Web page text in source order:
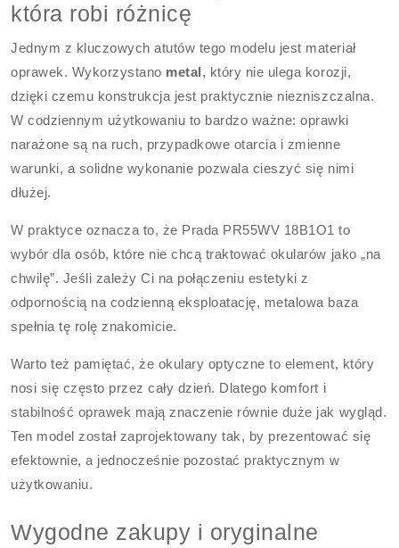
która robi różnicę
Jednym z kluczowych atutów tego modelu jest materiał
oprawek. Wykorzystano metal, który nie ulega korozji,
dzięki czemu konstrukcja jest praktycznie niezniszczalna.
W codziennym użytkowaniu to bardzo ważne: oprawki
narażone są na ruch, przypadkowe otarcia i zmienne
warunki, a solidne wykonanie pozwala cieszyć się nimi
dłużej.
W praktyce oznacza to, że Prada PR55WV 18B1O1 to
wybór dla osób, które nie chcą traktować okularów jako „na
chwilę”. Jeśli zależy Ci na połączeniu estetyki z
odpornością na codzienną eksploatację, metalowa baza
spełnia tę rolę znakomicie.
Warto też pamiętać, że okulary optyczne to element, który
nosi się często przez cały dzień. Dlatego komfort i
stabilność oprawek mają znaczenie równie duże jak wygląd.
Ten model został zaprojektowany tak, by prezentować się
efektownie, a jednocześnie pozostać praktycznym w
użytkowaniu.
Wygodne zakupy i oryginalne